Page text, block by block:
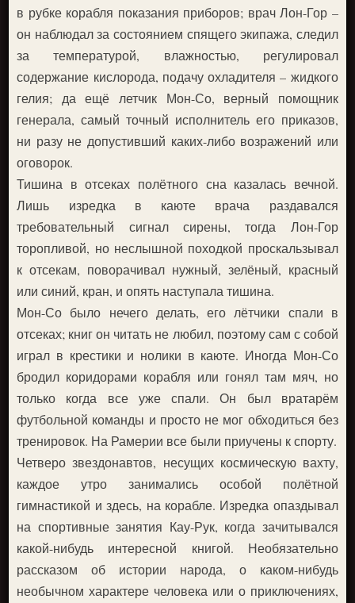
в рубке корабля показания приборов; врач Лон-Гор –
он наблюдал за состоянием спящего экипажа, следил
за температурой, влажностью, регулировал
содержание кислорода, подачу охладителя – жидкого
гелия; да ещё летчик Мон-Со, верный помощник
генерала, самый точный исполнитель его приказов,
ни разу не допустивший каких-либо возражений или
оговорок.
Тишина в отсеках полётного сна казалась вечной.
Лишь изредка в каюте врача раздавался
требовательный сигнал сирены, тогда Лон-Гор
торопливой, но неслышной походкой проскальзывал
к отсекам, поворачивал нужный, зелёный, красный
или синий, кран, и опять наступала тишина.
Мон-Со было нечего делать, его лётчики спали в
отсеках; книг он читать не любил, поэтому сам с собой
играл в крестики и нолики в каюте. Иногда Мон-Со
бродил коридорами корабля или гонял там мяч, но
только когда все уже спали. Он был вратарём
футбольной команды и просто не мог обходиться без
тренировок. На Рамерии все были приучены к спорту.
Четверо звездонавтов, несущих космическую вахту,
каждое утро занимались особой полётной
гимнастикой и здесь, на корабле. Изредка опаздывал
на спортивные занятия Кау-Рук, когда зачитывался
какой-нибудь интересной книгой. Необязательно
рассказом об истории народа, о каком-нибудь
необычном характере человека или о приключениях,